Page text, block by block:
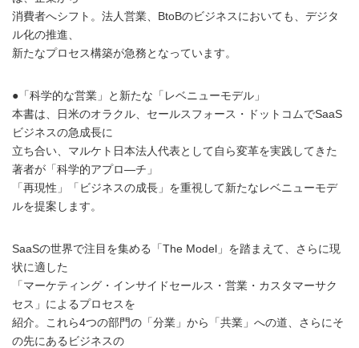
消費者へシフト。法人営業、BtoBのビジネスにおいても、デジタ
ル化の推進、
新たなプロセス構築が急務となっています。
●「科学的な営業」と新たな「レベニューモデル」
本書は、日米のオラクル、セールスフォース・ドットコムでSaaS
ビジネスの急成長に
立ち合い、マルケト日本法人代表として自ら変革を実践してきた
著者が「科学的アプロ―チ」
「再現性」「ビジネスの成長」を重視して新たなレベニューモデ
ルを提案します。
SaaSの世界で注目を集める「The Model」を踏まえて、さらに現
状に適した
「マーケティング・インサイドセールス・営業・カスタマーサク
セス」によるプロセスを
紹介。これら4つの部門の「分業」から「共業」への道、さらにそ
の先にあるビジネスの